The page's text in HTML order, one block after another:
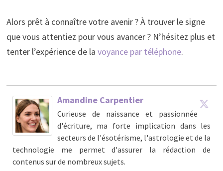
Alors prêt à connaître votre avenir ? À trouver le signe
que vous attentiez pour vous avancer ? N’hésitez plus et
tenter l’expérience de la voyance par téléphone.
Amandine Carpentier
Curieuse de naissance et passionnée
d'écriture, ma forte implication dans les
secteurs de l'ésotérisme, l'astrologie et de la
technologie me permet d'assurer la rédaction de
contenus sur de nombreux sujets.